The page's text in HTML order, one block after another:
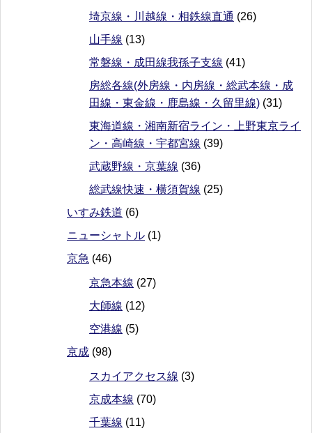
埼京線・川越線・相鉄線直通 (26)
山手線 (13)
常磐線・成田線我孫子支線 (41)
房総各線(外房線・内房線・総武本線・成
田線・東金線・鹿島線・久留里線) (31)
東海道線・湘南新宿ライン・上野東京ライ
ン・高崎線・宇都宮線 (39)
武蔵野線・京葉線 (36)
総武線快速・横須賀線 (25)
いすみ鉄道 (6)
ニューシャトル (1)
京急 (46)
京急本線 (27)
大師線 (12)
空港線 (5)
京成 (98)
スカイアクセス線 (3)
京成本線 (70)
千葉線 (11)